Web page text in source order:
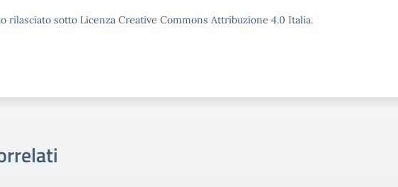
rilasciato sotto Licenza Creative Commons Attribuzione 4.0 Italia.